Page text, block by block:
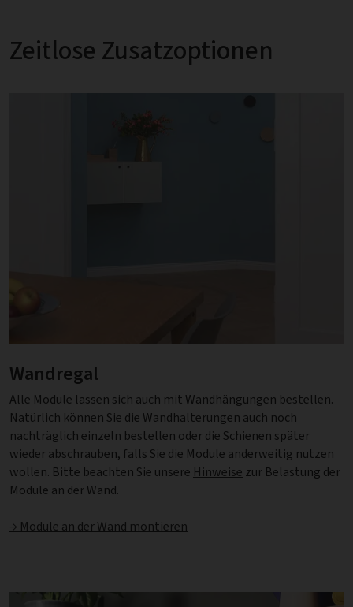
Zeitlose Zusatzoptionen
Wandregal
Alle Module lassen sich auch mit Wandhängungen bestellen.
Natürlich können Sie die Wandhalterungen auch noch
nachträglich einzeln bestellen oder die Schienen später
wieder abschrauben, falls Sie die Module anderweitig nutzen
wollen. Bitte beachten Sie unsere Hinweise zur Belastung der
Module an der Wand.
→ Module an der Wand montieren